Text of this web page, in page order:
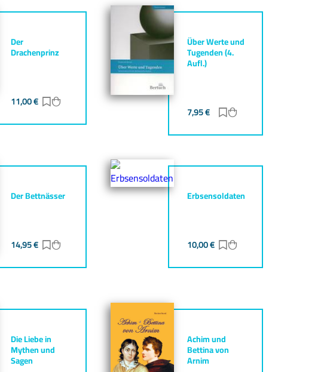
Der
Drachenprinz
11,00€ Zur Merkliste hinzufügen
Zum Warenkorb hinzufügen
Über Werte und
Tugenden (4.
Aufl.)
7,95€ Zur Merkliste
Der Bettnässer
14,95€ Zur Merkliste hinzufügen
Erbsensoldaten
10,00€ Zur Merkliste
Die Liebe in
Mythen und
Sagen
Achim und
Bettina von
Arnim